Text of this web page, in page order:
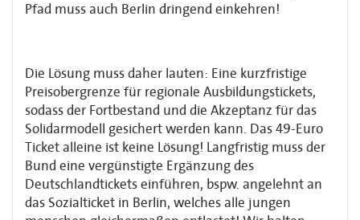
Pfad muss auch Berlin dringend einkehren!
Die Lösung muss daher lauten: Eine kurzfristige
Preisobergrenze für regionale Ausbildungstickets,
sodass der Fortbestand und die Akzeptanz für das
Solidarmodell gesichert werden kann. Das 49-Euro
Ticket alleine ist keine Lösung! Langfristig muss der
Bund eine vergünstigte Ergänzung des
Deutschlandtickets einführen, bspw. angelehnt an
das Sozialticket in Berlin, welches alle jungen